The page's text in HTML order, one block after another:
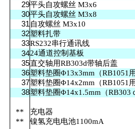
29平头自攻螺丝 M3x6
30平头自攻螺丝 M3x8
31 自攻螺丝 M3x10
32塑料扎带
33RS232串行通讯线
3424通道控制基板
35直交轴用RB303d带轴后盖
36塑料垫圈Φ13x3mm（RB1051 用
37塑料垫圈Φ14x2mm（RB1051用
38塑料垫圈Φ14x1.5mm（RB303
** 充电器
**
镍氢充电电池1100mA